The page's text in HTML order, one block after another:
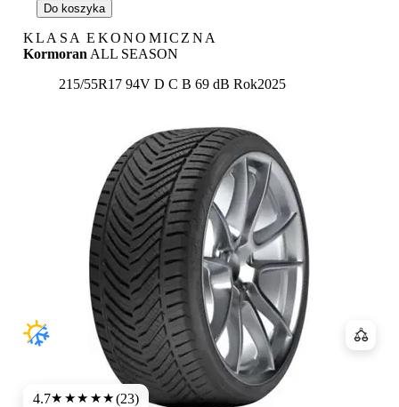
Do koszyka
KLASA EKONOMICZNA
Kormoran ALL SEASON
215/55R17 94V Etykieta:
D C B 69 dB Rok2025
4.7★★★★★(23)